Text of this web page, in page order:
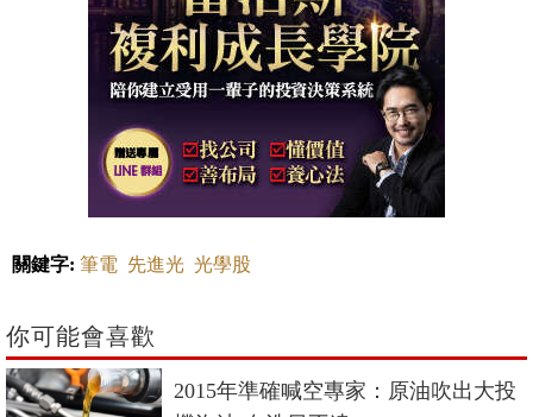
關鍵字: 筆電 先進光 光學股
你可能會喜歡
2015年準確喊空專家：原油吹出大投